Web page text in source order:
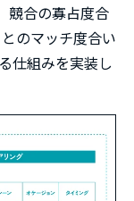
競合の寡占度合
のマッチ度合い
仕組みを実装し